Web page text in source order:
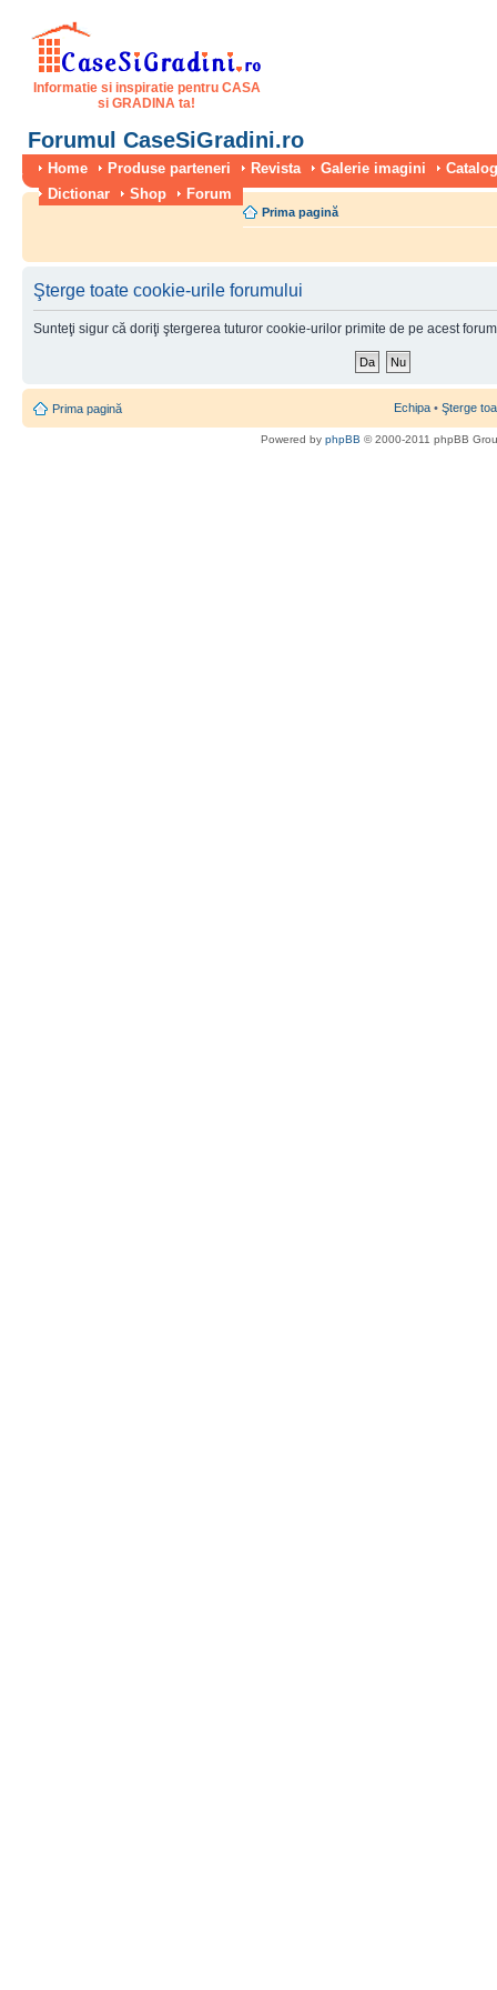
Informatie si inspiratie pentru CASA
si GRADINA ta!
Forumul CaseSiGradini.ro
Home Produse parteneri Revista Galerie imagini
Dictionar
Shop Forum
Prima pagină
Şterge toate cookie-urile forumului
Sunteţi sigur că doriţi ştergerea tuturor cookie-urilor primite de pe acest
Prima pagină Echipa • Şterge
Powered by phpBB © 2000-2011 phpBB